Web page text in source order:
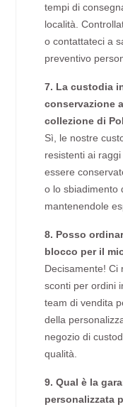
tempi di
località.
o contattateci a
preventivo
7. La custodia
conservazione
collezione di
Sì, le nostre
resistenti ai
essere
o lo sbiadimento
mantenendole
8. Posso
blocco per il
Decisamente! Ci
sconti per ordini
team di vendita
della
negozio di
qualità.
9. Qual è la
personalizzata